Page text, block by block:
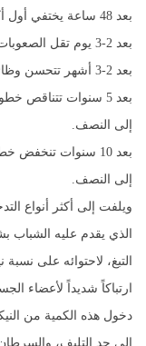
بعد 48 ساعة يختفي أول أكسيد الكربون والنيكوتين تماماً من الجسم.
بعد 2-3 يوم تقل الصعوبات التنفسية ويتناقص خروج البلغم مع السعال
بعد 2-3 أشهر تتحسن وظائف الرئة بنسبة 5%.
بعد 5 سنوات تتناقص
إلى النصف.
بعد 10 سنوات
إلى النصف.
ويلفت إلى أكثر أنواع
الذي يقدم عليه الشباب
التبغ، لاحتوائه على
ارتباكاً شديداً لأعضاء
دخول هذه الكمية من
إلى حد التليف، والسرطان